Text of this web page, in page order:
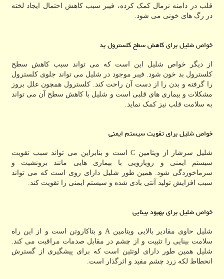
قلب در دامنه نرمال کمک کرده، فیبر سبب کاهش احتمال ایجاد لخته
در رگ های خونی می شود.
خواص شلیل برای کاهش سطح کلسترول بد
از دیگر خواص شلیل این است که می تواند سبب کاهش سطح
کلسترول بد خون شود. فیبر موجود در شلیل می تواند جلوی کلسترول
را گرفته و بدن را از دست آن راحت کند. کلسترول همچون علل بروز
مشکلات و بیماری های قلبی است و شلیل با کاهش سطح آن می تواند
به سلامت قلب نیز کمک نماید.
خواص شلیل برای تقویت سیستم ایمنی
شلیل سرشار از ویتامین C است و بنابراین می تواند سبب تقویت
سیستم ایمنی و رویارویی با بیماری هایی مانند برونشیت و
سرماخوردگی شود. همین طور شلیل دارای روی است که می تواند
سبب افزایش تولید آنتی بادی شده و سیستم ایمنی را تقویت کند.
خواص شلیل برای بهبود بینایی
شلیل حاوی مقادیر بالایی ویتامین A و بتاکاروتن است و از این راه
سلامت بینایی را تثبیت و از چشم در مقابل صدمات مراقبت می کند.
شلیل همین طور دارای لوتئین است که برای پیشگیری از گسترش
انحطاط لکه زرد چشم مفید و اثرگذار است.